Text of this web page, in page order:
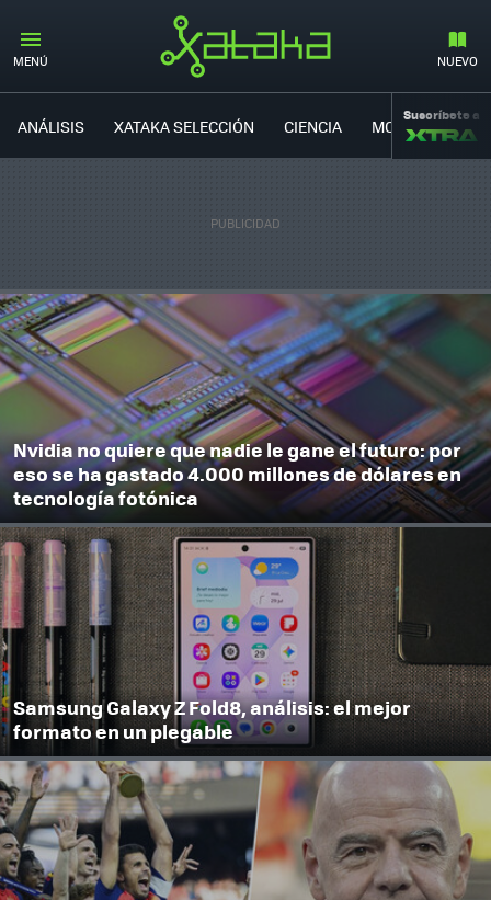
MENÚ NUEVO
ANÁLISIS XATAKA SELECCIÓN CIENCIA MOVILIDAD
Suscríbete a
Nvidia no quiere que nadie le gane el futuro: por
eso se ha gastado 4.000 millones de dólares en
tecnología fotónica
Samsung Galaxy Z Fold8, análisis: el mejor
formato en un plegable